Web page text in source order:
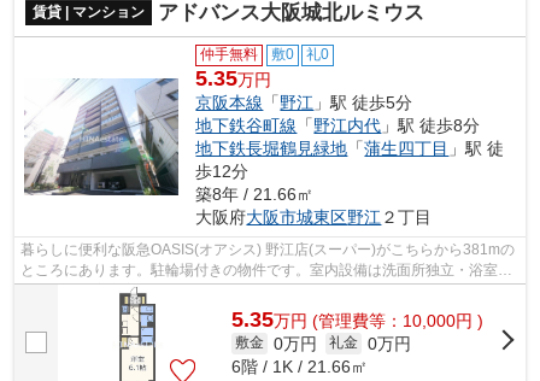
賃貸 | マンション アドバンス大阪城北ルミウス
仲手無料 敷0 礼0
5.35万円
京阪本線 「野江 」駅 徒歩5分
地下鉄谷町線 「野江内代 」駅 徒歩8分
地下鉄長堀鶴見緑地 「蒲生四丁目 」駅 徒
歩12分
築8年 / 21.66㎡
大阪府大阪市城東区野江 ２丁目
暮らしに便利な阪急OASIS(オアシス) 野江店(スーパー)がこちらから381mの
ところにあります。駐輪場付きの物件です。室内設備は洗面所独立・浴室乾
燥機など大変充実。こだわりポイント...
5.35万円 (管理費等：10,000円 )
敷金 0万円 礼金 0万円
6階 / 1K / 21.66㎡